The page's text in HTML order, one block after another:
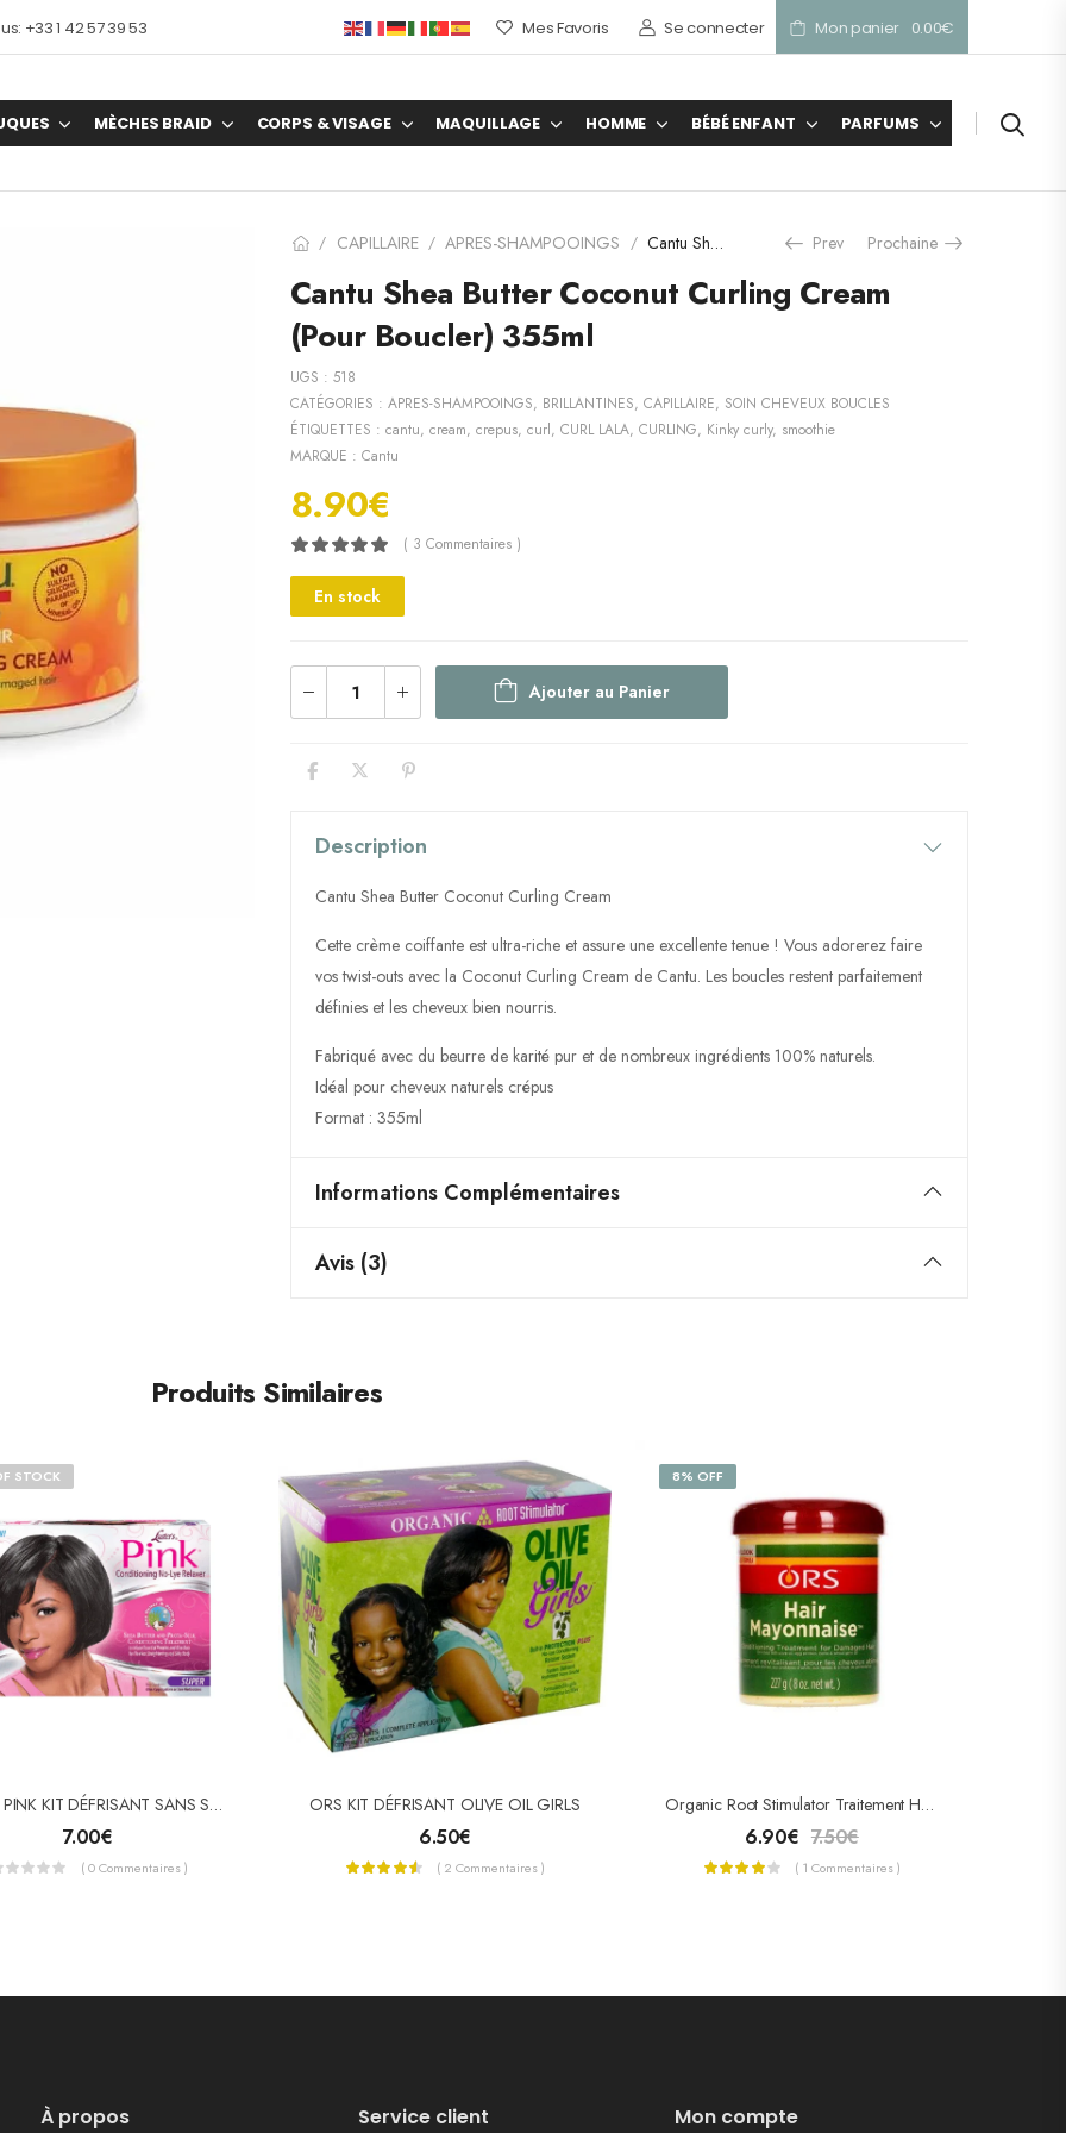
+33 1 42 57 39 53 Mes Favoris Se connecter Mon panier 0.00€
MÈCHES BRAID CORPS & VISAGE MAQUILLAGE HOMME BÉBÉ ENFANT PARFUMS
/ CAPILLAIRE / APRES-SHAMPOOINGS / Cantu Shea Butter Coconut Curling Cream (Pour Boucler) 355ml Prev Prochaine
Cantu Shea Butter Coconut Curling Cream
(Pour Boucler) 355ml
UGS : 518
CATÉGORIES : APRES-SHAMPOOINGS, BRILLANTINES, CAPILLAIRE, SOIN CHEVEUX BOUCLES
ÉTIQUETTES : cantu, cream, crepus, curl, CURL LALA, CURLING, Kinky curly, smoothie
MARQUE : Cantu
8.90€
( 3 Commentaires )
En stock
Ajouter au Panier
Description
Cantu Shea Butter Coconut Curling Cream
Cette crème coiffante est ultra-riche et assure une excellente tenue ! Vous adorerez faire
vos twist-outs avec la Coconut Curling Cream de Cantu. Les boucles restent parfaitement
définies et les cheveux bien nourris.
Fabriqué avec du beurre de karité pur et de nombreux ingrédients 100% naturels.
Idéal pour cheveux naturels crépus
Format : 355ml
Informations Complémentaires
Avis (3)
Produits Similaires
STOCK
Luster’s PINK KIT DÉFRISANT SANS SOUDE SUPER
7.00€
( 0 Commentaires )
ORS KIT DÉFRISANT OLIVE OIL GIRLS
6.50€
( 2 Commentaires )
8% OFF
Organic Root Stimulator Traitement Hair Mayonnaise 227g
6.90€ 7.50€
( 1 Commentaires )
À propos Service client Mon compte